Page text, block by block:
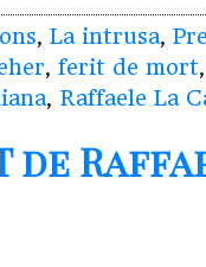
, La intrusa,
, ferit de mort
, Raffaele La
de